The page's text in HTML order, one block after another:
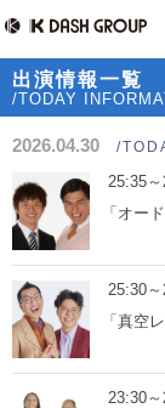
出演情報一覧
/TODAY
2026.04.30 /
25:35
「オー
25:30
「真空
23:30